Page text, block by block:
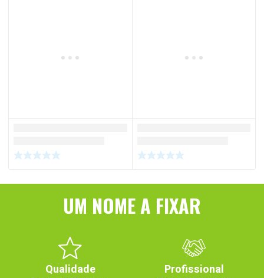
UM NOME A FIXAR
Qualidade Profissional